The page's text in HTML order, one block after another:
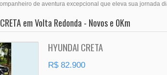
de aventura excepcional que eleva sua jornada
em Volta Redonda - Novos e 0Km
HYUNDAI CRETA
R$ 82.900